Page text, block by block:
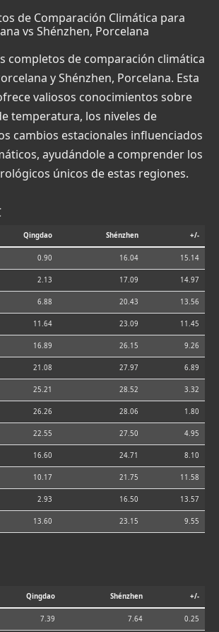
de Comparación Climática para
vs Shénzhen, Porcelana
completos de comparación climática
y Shénzhen, Porcelana. Esta
valiosos conocimientos sobre
temperatura, los niveles de
cambios estacionales influenciados
ayudándole a comprender los
únicos de estas regiones.
Qingdao Shénzhen +/-
0.90 16.04 15.14
2.13 17.09 14.97
6.88 20.43 13.56
11.64 23.09 11.45
16.89 26.15 9.26
21.08 27.97 6.89
25.21 28.52 3.32
26.26 28.06 1.80
22.55 27.50 4.95
16.60 24.71 8.10
10.17 21.75 11.58
2.93 16.50 13.57
13.60 23.15 9.55
Qingdao Shénzhen +/-
7.39 7.64 0.25